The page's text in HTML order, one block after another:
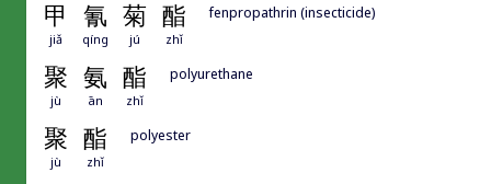
甲 氰 菊 酯
jiǎ qíng jú zhǐ
fenpropathrin (insecticide)
聚 氨 酯
jù ān zhǐ
polyurethane
聚 酯
jù zhǐ
polyester